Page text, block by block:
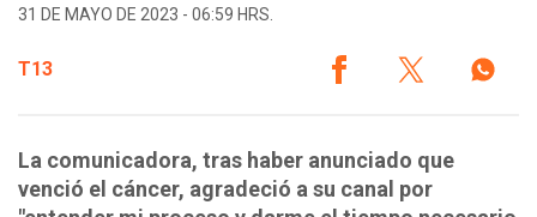
31 DE MAYO DE 2023 - 06:59 HRS.
T13
La comunicadora, tras haber anunciado que
venció el cáncer, agradeció a su canal por